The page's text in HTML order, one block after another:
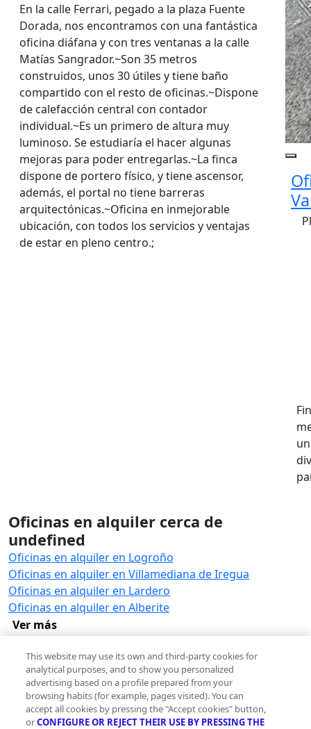
En la calle Ferrari, pegado a la plaza Fuente
Dorada, nos encontramos con una fantástica
oficina diáfana y con tres ventanas a la calle
Matías Sangrador.~Son 35 metros
construidos, unos 30 útiles y tiene baño
compartido con el resto de oficinas.~Dispone
de calefacción central con contador
individual.~Es un primero de altura muy
luminoso. Se estudiaría el hacer algunas
mejoras para poder entregarlas.~La finca
dispone de portero físico, y tiene ascensor,
además, el portal no tiene barreras
arquitectónicas.~Oficina en inmejorable
ubicación, con todos los servicios y ventajas
de estar en pleno centro.;
Oficinas en alquiler cerca de
undefined
Oficinas en alquiler en Logroño
Oficinas en alquiler en Villamediana de Iregua
Oficinas en alquiler en Lardero
Oficinas en alquiler en Alberite
Ver más
Descubre más oficinas en Logroño
Oficinas en alquiler en Paseo de las 100 Tiendas,
Logroño
This website may use its own and third-party cookies for
analytical purposes, and to show you personalized
advertising based on a profile prepared from your
browsing habits (for example, pages visited). You can
accept all cookies by pressing the "Accept cookies" button,
orCONFIGURE OR REJECT THEIR USE BY PRESSING THE